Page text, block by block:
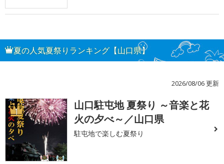
夏の人気夏祭りランキング【山口県】
2026/08/06 更新
1
山口駐屯地 夏祭り ～音楽と花
火の夕べ～／山口県
駐屯地で楽しむ夏祭り